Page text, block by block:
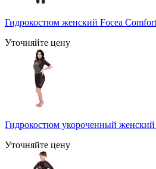
Гидрокостюм женский Focea
Уточняйте цену
Гидрокостюм укороченный
Уточняйте цену